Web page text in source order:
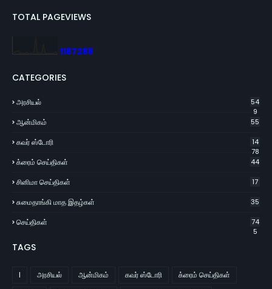
TOTAL PAGEVIEWS
1187288
CATEGORIES
அரசியல்
54
9
ஆன்மிகம் 55
கவர் ஸ்டோரி
14
78
க்ரைம் செய்திகள் 44
சினிமா செய்திகள் 17
சுமைதாங்கி மாத இதழ்கள் 35
செய்திகள்
74
5
TAGS
l அரசியல் ஆன்மிகம் கவர் ஸ்டோரி
க்ரைம் செய்திகள்